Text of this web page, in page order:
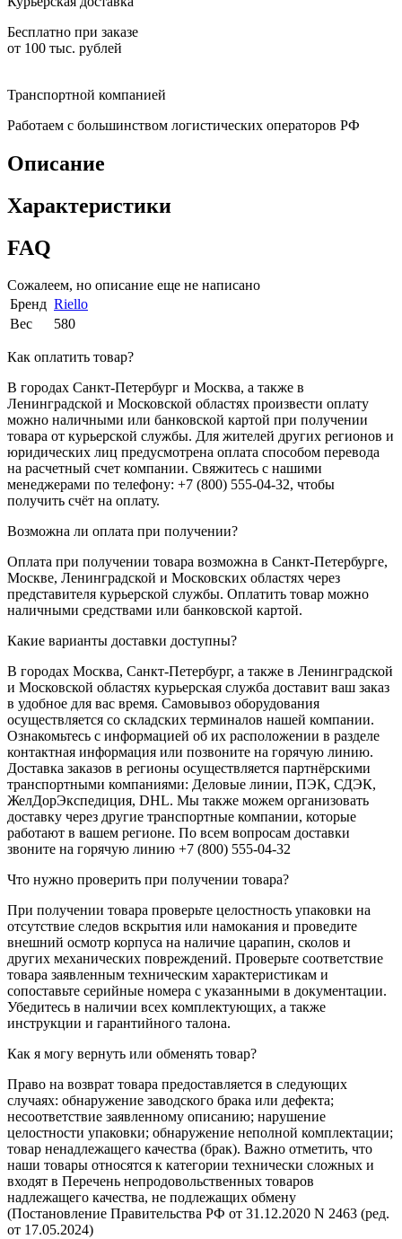
Бесплатно при заказе
от 100 тыс. рублей
Транспортной компанией
Работаем с большинством логистических операторов РФ
Описание
Характеристики
FAQ
Сожалеем, но описание еще не написано
Бренд Riello
Вес
580
Как оплатить товар?
В городах Санкт-Петербург и Москва, а также в
Ленинградской и Московской областях произвести оплату
можно наличными или банковской картой при получении
товара от курьерской службы. Для жителей других регионов и
юридических лиц предусмотрена оплата способом перевода
на расчетный счет компании. Свяжитесь с нашими
менеджерами по телефону: +7 (800) 555-04-32, чтобы
получить счёт на оплату.
Возможна ли оплата при получении?
Оплата при получении товара возможна в Санкт-Петербурге,
Москве, Ленинградской и Московских областях через
представителя курьерской службы. Оплатить товар можно
наличными средствами или банковской картой.
Какие варианты доставки доступны?
В городах Москва, Санкт-Петербург, а также в Ленинградской
и Московской областях курьерская служба доставит ваш заказ
в удобное для вас время. Самовывоз оборудования
осуществляется со складских терминалов нашей компании.
Ознакомьтесь с информацией об их расположении в разделе
контактная информация или позвоните на горячую линию.
Доставка заказов в регионы осуществляется партнёрскими
транспортными компаниями: Деловые линии, ПЭК, СДЭК,
ЖелДорЭкспедиция, DHL. Мы также можем организовать
доставку через другие транспортные компании, которые
работают в вашем регионе. По всем вопросам доставки
звоните на горячую линию +7 (800) 555-04-32
Что нужно проверить при получении товара?
При получении товара проверьте целостность упаковки на
отсутствие следов вскрытия или намокания и проведите
внешний осмотр корпуса на наличие царапин, сколов и
других механических повреждений. Проверьте соответствие
товара заявленным техническим характеристикам и
сопоставьте серийные номера с указанными в документации.
Убедитесь в наличии всех комплектующих, а также
инструкции и гарантийного талона.
Как я могу вернуть или обменять товар?
Право на возврат товара предоставляется в следующих
случаях: обнаружение заводского брака или дефекта;
несоответствие заявленному описанию; нарушение
целостности упаковки; обнаружение неполной комплектации;
товар ненадлежащего качества (брак). Важно отметить, что
наши товары относятся к категории технически сложных и
входят в Перечень непродовольственных товаров
надлежащего качества, не подлежащих обмену
(Постановление Правительства РФ от 31.12.2020 N 2463 (ред.
от 17.05.2024)